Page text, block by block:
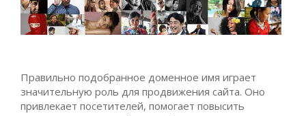
Правильно подобранное доменное имя играет
значительную роль для продвижения сайта. Оно
привлекает посетителей, помогает повысить